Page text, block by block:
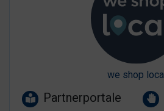
we shop local
Partnerportale